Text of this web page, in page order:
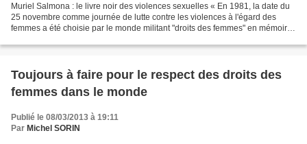
Muriel Salmona : le livre noir des violences sexuelles « En 1981, la date du
25 novembre comme journée de lutte contre les violences à l'égard des
femmes a été choisie par le monde militant "droits des femmes" en mémoire
Toujours à faire pour le respect des droits des
femmes dans le monde
Publié le 08/03/2013 à 19:11
Par Michel SORIN